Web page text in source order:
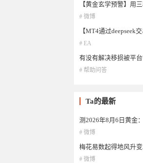
# 微博
# EA
有没有解决移损被平
# 帮助问答
Ta的最新
# 微博
# 微博